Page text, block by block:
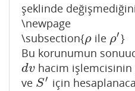
şeklinde
\newpage
\subsection{ρ
ρ ile ρ′
ρ′}
Bu korunumun
dv
dv hacim işlemcisinin
ve S′
S′ için